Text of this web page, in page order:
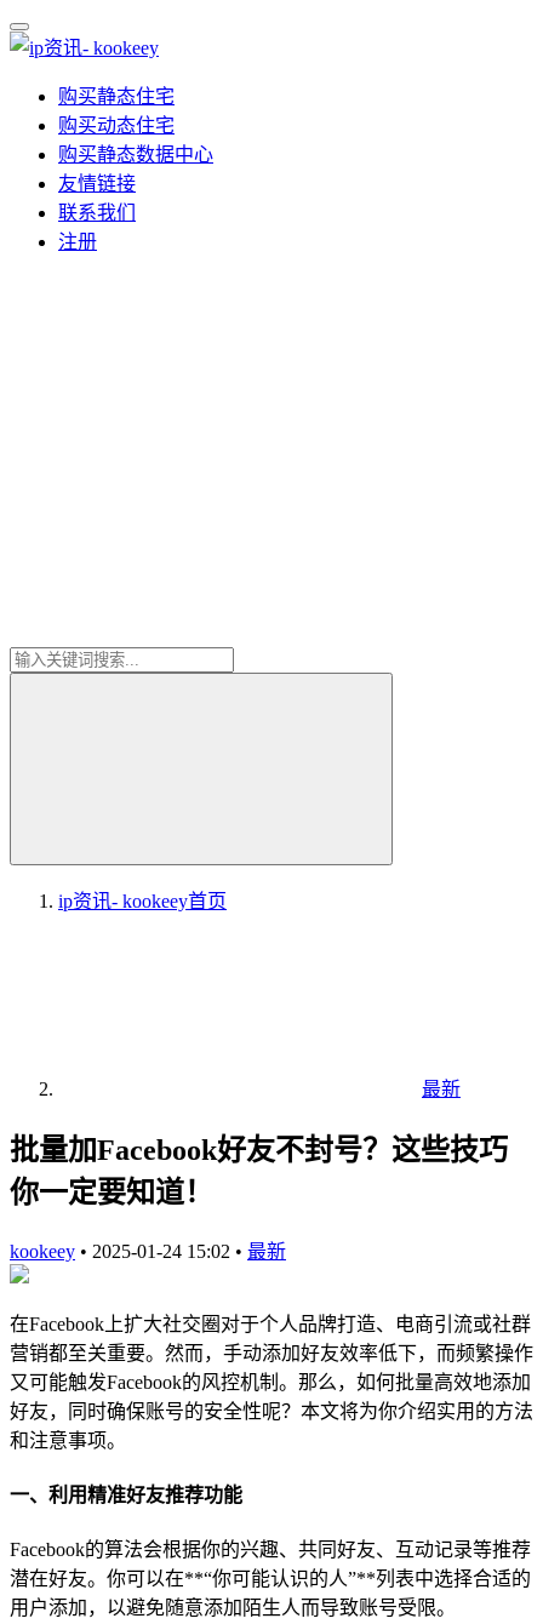
购买静态住宅
购买动态住宅
购买静态数据中心
友情链接
联系我们
注册
ip资讯- kookeey首页
最新
批量加Facebook好友不封号？这些技巧
你一定要知道！
kookeey • 2025-01-24 15:02 • 最新
在Facebook上扩大社交圈对于个人品牌打造、电商引流或社群
营销都至关重要。然而，手动添加好友效率低下，而频繁操作
又可能触发Facebook的风控机制。那么，如何批量高效地添加
好友，同时确保账号的安全性呢？本文将为你介绍实用的方法
和注意事项。
一、利用精准好友推荐功能
Facebook的算法会根据你的兴趣、共同好友、互动记录等推荐
潜在好友。你可以在**“你可能认识的人”**列表中选择合适的
用户添加，以避免随意添加陌生人而导致账号受限。